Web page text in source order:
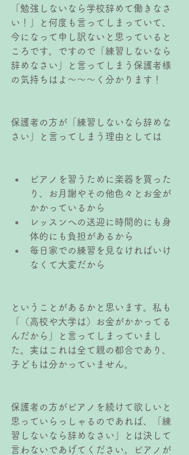
「勉強しないなら学校辞めて働きなさ
い！」と何度も言ってしまっていて、
今になって申し訳ないと思っていると
ころです。ですので「練習しないなら
辞めなさい」と言ってしまう保護者様
の気持ちはよ〜〜〜く分かります！
保護者の方が「練習しないなら辞めな
さい」と言ってしまう理由としては
ピアノを習うために楽器を買った
り、お月謝やその他色々とお金が
かかっているから
レッスンへの送迎に時間的にも身
体的にも負担があるから
毎日家での練習を見なければいけ
なくて大変だから
ということがあるかと思います。私も
「（高校や大学は）お金がかかってる
んだから」と言ってしまっていまし
た。実はこれは全て親の都合であり、
子どもは分かっていません。
保護者の方がピアノを続けて欲しいと
思っていらっしゃるのであれば、「練
習しないなら辞めなさい」とは決して
言わないであげてください。ピアノが